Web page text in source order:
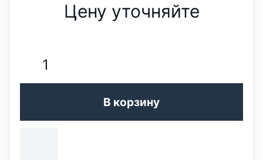
Цену уточняйте
В корзину